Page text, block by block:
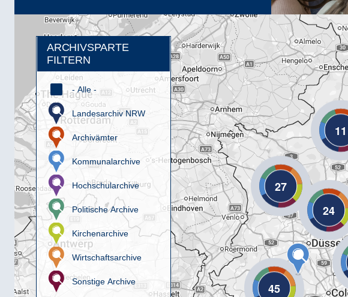
ARCHIVSPARTE
FILTERN
- Alle -
Landesarchiv NRW
Archivämter
Kommunalarchive
Hochschularchive
Politische Archive
Kirchenarchive
Wirtschaftsarchive
Sonstige Archive
27
11
24
45